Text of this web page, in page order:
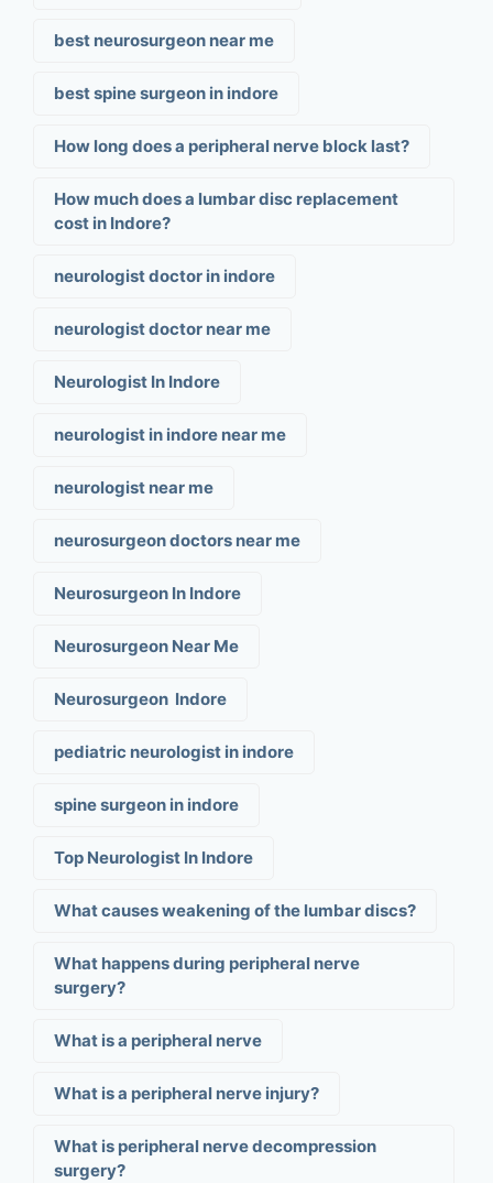
best neurosurgeon near me
best spine surgeon in indore
How long does a peripheral nerve block last?
How much does a lumbar disc replacement
cost in Indore?
neurologist doctor in indore
neurologist doctor near me
Neurologist In Indore
neurologist in indore near me
neurologist near me
neurosurgeon doctors near me
Neurosurgeon In Indore
Neurosurgeon Near Me
Neurosurgeon Indore
pediatric neurologist in indore
spine surgeon in indore
Top Neurologist In Indore
What causes weakening of the lumbar discs?
What happens during peripheral nerve
surgery?
What is a peripheral nerve
What is a peripheral nerve injury?
What is peripheral nerve decompression
surgery?